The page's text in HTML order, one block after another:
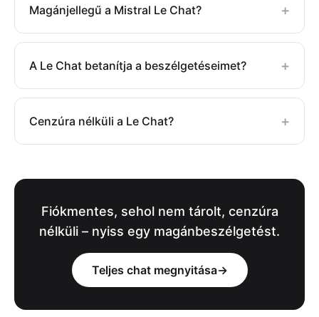
Magánjellegű a Mistral Le Chat? +
A Le Chat betanítja a beszélgetéseimet? +
Cenzúra nélküli a Le Chat? +
Fiókmentes, sehol nem tárolt, cenzúra
nélküli – nyiss egy magánbeszélgetést.
Teljes chat megnyitása→